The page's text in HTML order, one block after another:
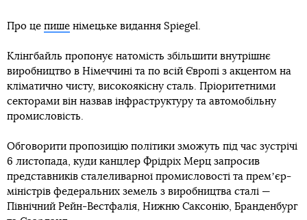
Про це пише німецьке видання Spiegel.
Клінгбайль пропонує натомість збільшити внутрішнє
виробництво в Німеччині та по всій Європі з акцентом на
кліматично чисту, високоякісну сталь. Пріоритетними
секторами він назвав інфраструктуру та автомобільну
промисловість.
Обговорити пропозицію політики зможуть під час зустрічі
6 листопада, куди канцлер Фрідріх Мерц запросив
представників сталеливарної промисловості та премʼєр-
міністрів федеральних земель з виробництва сталі —
Північний Рейн-Вестфалія, Нижню Саксонію, Бранденбург
Сляби